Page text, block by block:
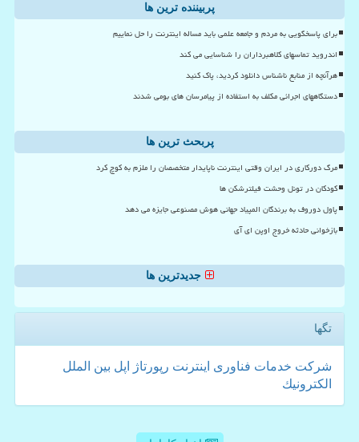
پربیننده ترین ها
برای پاسخگویی به مردم و جامعه علمی باید مساله اینترنت را حل نماییم
اندروید تماسهای کلاهبرداران را شناسایی می کند
هرآنچه از منابع ناشناس دانلود کردید، پاک کنید
دستگاههای اجرائی مکلف به استفاده از پیامرسان های بومی شدند
پربحث ترین ها
مرگ دورکاری در ایران وقتی اینترنت ناپایدار متخصصان را ملزم به کوچ کرد
کودکان در تونل وحشت فیلترشکن ها
پاول دوروف به برندگان المپیاد جهانی هوش مصنوعی جایزه می دهد
بازخوانی حادثه خروج اوپن ای آی
جدیدترین ها
تگها
شركت خدمات فناوری اینترنت رپورتاژ اپل بین الملل
الكترونیك